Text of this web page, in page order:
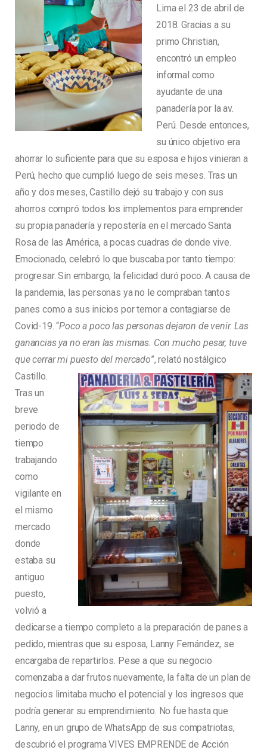
Lima el 23 de abril de
2018. Gracias a su
primo Christian,
encontró un empleo
informal como
ayudante de una
panadería por la av.
Perú. Desde entonces,
su único objetivo era
ahorrar lo suficiente para que su esposa e hijos vinieran a
Perú, hecho que cumplió luego de seis meses. Tras un
año y dos meses, Castillo dejó su trabajo y con sus
ahorros compró todos los implementos para emprender
su propia panadería y repostería en el mercado Santa
Rosa de las América, a pocas cuadras de donde vive.
Emocionado, celebró lo que buscaba por tanto tiempo:
progresar. Sin embargo, la felicidad duró poco. A causa de
la pandemia, las personas ya no le compraban tantos
panes como a sus inicios por temor a contagiarse de
Covid-19. “Poco a poco las personas dejaron de venir. Las
ganancias ya no eran las mismas. Con mucho pesar, tuve
que cerrar mi puesto del mercado”, relató nostálgico
Castillo.
Tras un
breve
periodo de
tiempo
trabajando
como
vigilante en
el mismo
mercado
donde
estaba su
antiguo
puesto,
volvió a
dedicarse a tiempo completo a la preparación de panes a
pedido, mientras que su esposa, Lanny Fernández, se
encargaba de repartirlos. Pese a que su negocio
comenzaba a dar frutos nuevamente, la falta de un plan de
negocios limitaba mucho el potencial y los ingresos que
podría generar su emprendimiento. No fue hasta que
Lanny, en un grupo de WhatsApp de sus compatriotas,
descubrió el programa VIVES EMPRENDE de Acción